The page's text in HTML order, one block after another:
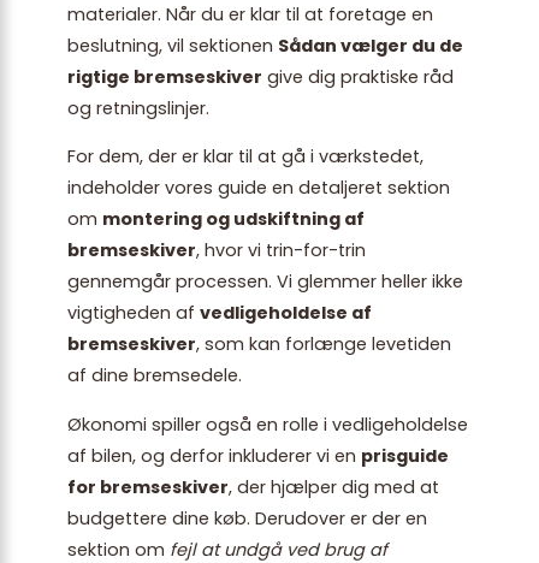
materialer. Når du er klar til at foretage en
beslutning, vil sektionen Sådan vælger du de
rigtige bremseskiver give dig praktiske råd
og retningslinjer.
For dem, der er klar til at gå i værkstedet,
indeholder vores guide en detaljeret sektion
om montering og udskiftning af
bremseskiver, hvor vi trin-for-trin
gennemgår processen. Vi glemmer heller ikke
vigtigheden af vedligeholdelse af
bremseskiver, som kan forlænge levetiden
af dine bremsedele.
Økonomi spiller også en rolle i vedligeholdelse
af bilen, og derfor inkluderer vi en prisguide
for bremseskiver, der hjælper dig med at
budgettere dine køb. Derudover er der en
sektion om fejl at undgå ved brug af